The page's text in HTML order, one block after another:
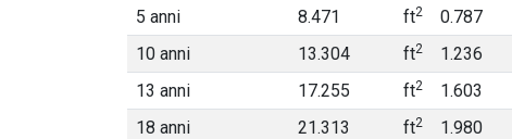
5 anni 8.471 ft2 0.787
10 anni 13.304 ft2 1.236
13 anni 17.255 ft2 1.603
18 anni 21.313 ft2 1.980